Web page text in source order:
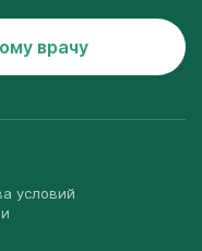
врачу
условий